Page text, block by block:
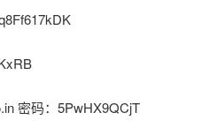
密码：5PwHX9QCjT